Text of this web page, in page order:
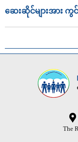
ဆေးဆိုင်များအား ကွ
The